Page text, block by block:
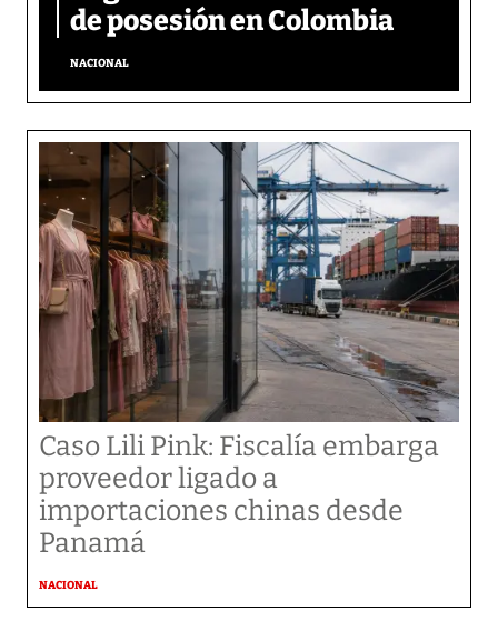
de posesión en Colombia
NACIONAL
Caso Lili Pink: Fiscalía embarga
proveedor ligado a
importaciones chinas desde
Panamá
NACIONAL